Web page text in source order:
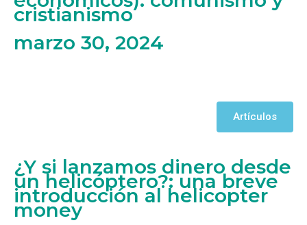
cristianismo
marzo 30, 2024
Artículos
¿Y si lanzamos dinero desde
un helicóptero?: una breve
introducción al helicopter
money